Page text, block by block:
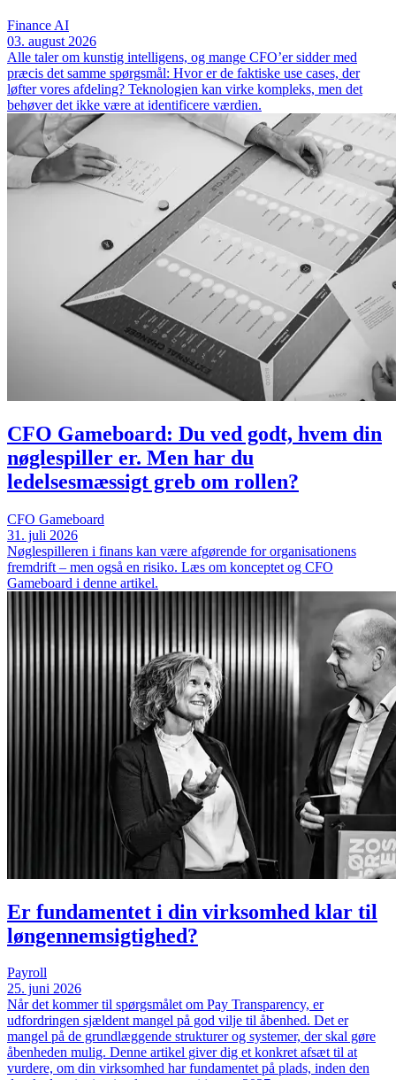
Finance AI
03. august 2026
Alle taler om kunstig intelligens, og mange CFO’er sidder med
præcis det samme spørgsmål: Hvor er de faktiske use cases, der
løfter vores afdeling? Teknologien kan virke kompleks, men det
behøver det ikke være at identificere værdien.
CFO Gameboard: Du ved godt, hvem din
nøglespiller er. Men har du
ledelsesmæssigt greb om rollen?
CFO Gameboard
31. juli 2026
Nøglespilleren i finans kan være afgørende for organisationens
fremdrift – men også en risiko. Læs om konceptet og CFO
Gameboard i denne artikel.
Er fundamentet i din virksomhed klar til
løngennemsigtighed?
Payroll
25. juni 2026
Når det kommer til spørgsmålet om Pay Transparency, er
udfordringen sjældent mangel på god vilje til åbenhed. Det er
mangel på de grundlæggende strukturer og systemer, der skal gøre
åbenheden mulig. Denne artikel giver dig et konkret afsæt til at
vurdere, om din virksomhed har fundamentet på plads, inden den